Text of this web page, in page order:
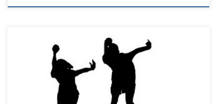
Pôle Pyrénées AURADE (Gers) Qualificatif Quadrettes M3 + Triple
F3/F4 les 20 et 21 Juin 2026 Pôle Pyrénées Toulouse le 10 mai
2026 Quadrettes M3 : ce qualificatif est ouvert à toutes les
équipes M3 du pôle Pyrénées ainsi Que les participants aux